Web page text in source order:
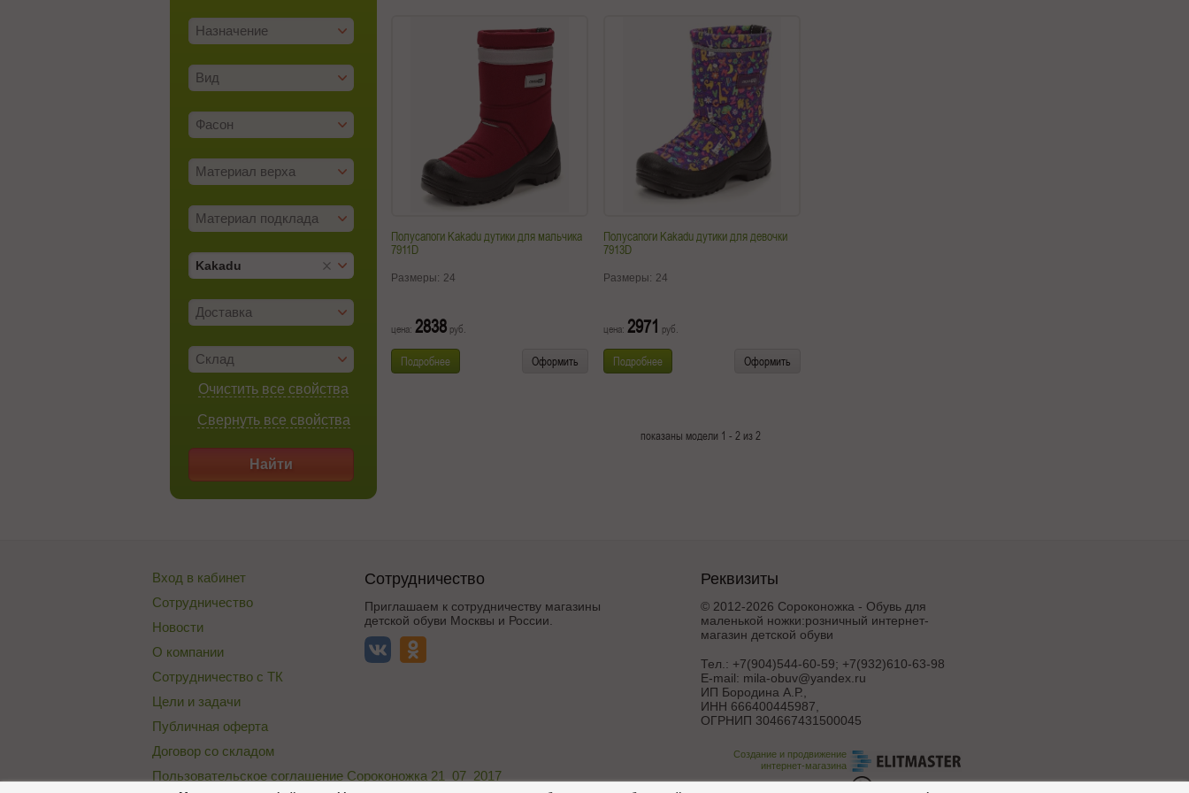
Назначение
Вид
Фасон
Материал верха
Материал подклада
Kakadu
Доставка
Склад
Очистить все свойства
Свернуть все свойства
Найти
Полусапоги Kakadu дутики для мальчика
7911D
Размеры: 24
цена: 2838 руб.
Подробнее Оформить
Полусапоги Kakadu дутики для девочки
7913D
Размеры: 24
цена: 2971 руб.
Подробнее Оформить
показаны модели 1 - 2 из 2
Вход в кабинет
Сотрудничество
Новости
О компании
Сотрудничество с ТК
Цели и задачи
Публичная оферта
Договор со складом
Пользовательское соглашение Сороконожка 21_07_2017
Сотрудничество
Приглашаем к сотрудничеству магазины
детской обуви Москвы и России.
Реквизиты
© 2012-2026 Сороконожка - Обувь для
маленькой ножки:розничный интернет-
магазин детской обуви
Тел.: +7(904)544-60-59; +7(932)610-63-98
E-mail: mila-obuv@yandex.ru
ИП Бородина А.Р.
ИНН 666400445987,
ОГРНИП 304667431500045
Создание и продвижение
интернет-магазина